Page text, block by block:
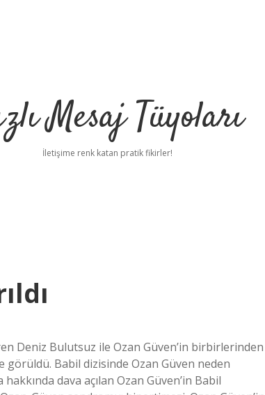
Mesaj Tüyoları
İletişime renk katan pratik fikirler!
Deniz Bulutsuz ile Ozan Güven’in birbirlerinden
görüldü. Babil dizisinde Ozan Güven neden
hakkında dava açılan Ozan Güven’in Babil